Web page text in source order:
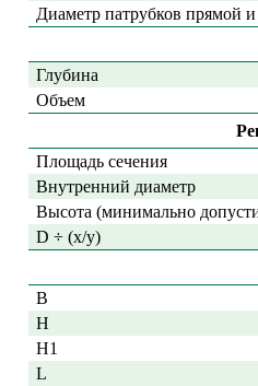
Диаметр патрубков прямой
Глубина
Объем
Площадь сечения
Внутренний диаметр
Высота (минимально
D ÷ (x/y)
B
H
H1
L